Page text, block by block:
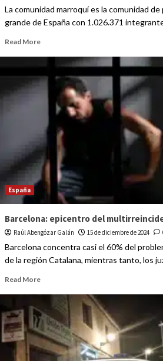
La comunidad marroquí es la comunidad
grande de España con 1.026.371
Read More
España
Barcelona: epicentro del
Raúl Abengózar Galán 15 de diciembre de 2024
Barcelona concentra casi el 60% del
de la región Catalana, mientras tanto, los
Read More